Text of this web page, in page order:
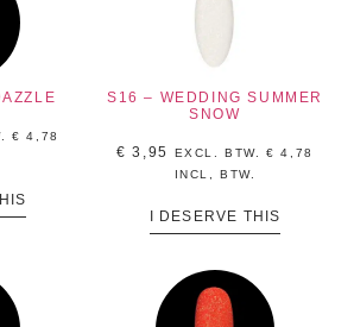
€ 4,78
S16 – WEDDING SUMMER
SNOW
€ 3,95 EXCL. BTW.€ 4,78
INCL, BTW.
I DESERVE THIS